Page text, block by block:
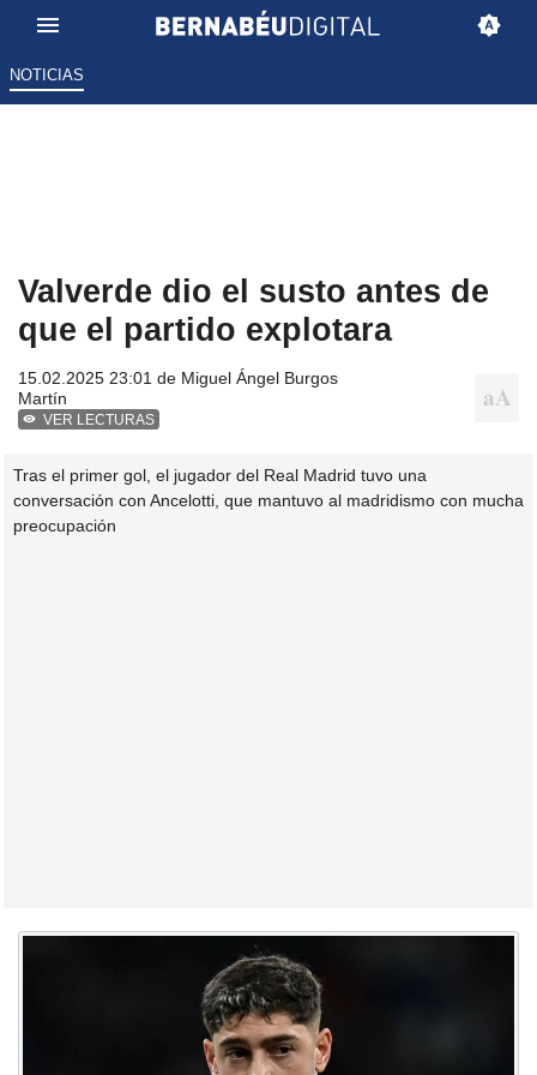
NOTICIAS
Valverde dio el susto antes de
que el partido explotara
15.02.2025 23:01 de Miguel Ángel Burgos
Martín
VER LECTURAS
Tras el primer gol, el jugador del Real Madrid tuvo una
conversación con Ancelotti, que mantuvo al madridismo con mucha
preocupación